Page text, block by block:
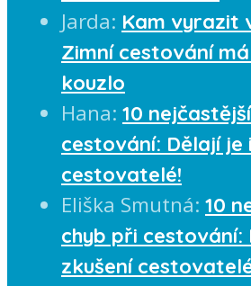
Jarda: Kam vyrazit
Zimní cestování
kouzlo
Hana: 10
cestování: Dělají je
cestovatelé!
Eliška Smutná: 10
chyb při cestování:
zkušení